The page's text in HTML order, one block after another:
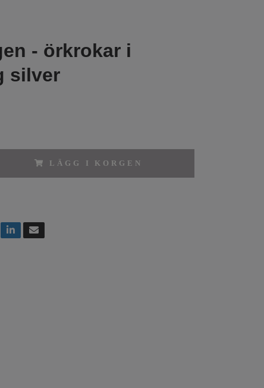
- örkrokar i
silver
LÄGG I KORGEN